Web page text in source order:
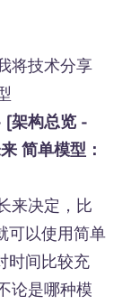
将技术分享
[架构总览 -
简单模型：
来决定，比
可以使用简单
时间比较充
论是哪种模